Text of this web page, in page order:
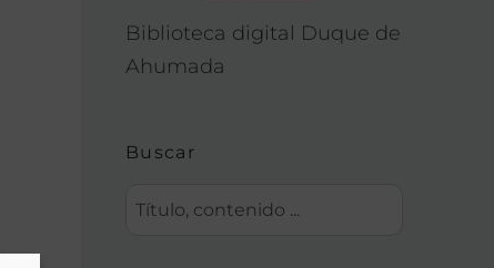
Biblioteca digital Duque de
Ahumada
Buscar